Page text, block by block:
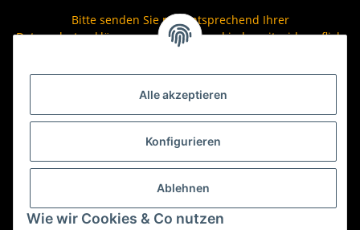
Alle akzeptieren
Konfigurieren
Ablehnen
Wie wir Cookies & Co nutzen
Bitte senden Sie mir entsprechend Ihrer
Datenschutzerklärungregelmäßig und jederzeit widerruflich
Newsletter Abonnieren